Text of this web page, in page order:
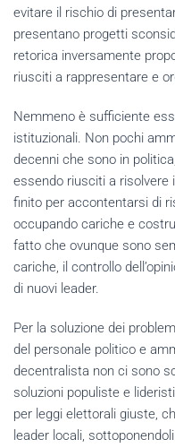
evitare il rischio di
presentano progetti
retorica inversamente
riusciti a rappresentare e
Nemmeno è sufficiente
istituzionali. Non pochi
decenni che sono in
essendo riusciti a risolvere
finito per accontentarsi di
occupando cariche e
fatto che ovunque sono
cariche, il controllo
di nuovi leader.
Per la soluzione dei
del personale politico e
decentralista non ci sono
soluzioni populiste e
per leggi elettorali giuste,
leader locali,